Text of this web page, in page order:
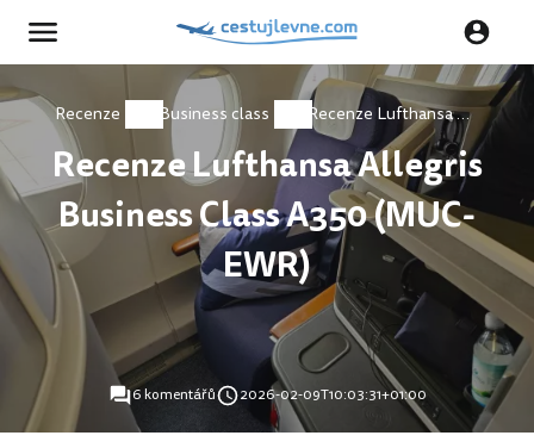
Recenze Business class Recenze Lufthansa Allegris Business Class A350 (MUC-EWR)
Recenze Lufthansa Allegris
Business Class A350 (MUC-
EWR)
6 komentářů 2026-02-09T10:03:31+01:00